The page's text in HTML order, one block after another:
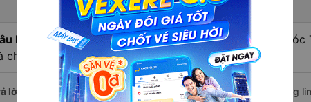
hỏi:
Xe limousine nào từ Đồng Nai đi Châu Thành -
chất lượng nhất?
lời:
Nếu bạn tìm kiếm sự thoải mái và dịch vụ cao cấp, các hãng